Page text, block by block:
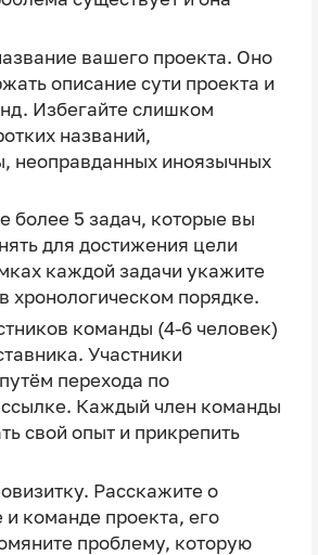
вашего проекта. Оно
описание сути проекта и
Избегайте слишком
названий,
неоправданных иноязычных
более 5 задач, которые вы
для достижения цели
каждой задачи укажите
хронологическом порядке.
команды (4-6 человек)
Участники
перехода по
Каждый член команды
свой опыт и прикрепить
Расскажите о
и команде проекта, его
проблему, которую